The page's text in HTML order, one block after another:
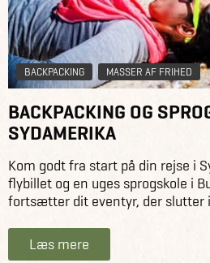
BACKPACKING MASSER AF FRIHED
BACKPACKING OG
SYDAMERIKA
Kom godt fra start på din rejse i
flybillet og en uges sprogskole i
fortsætter dit eventyr, der slutter
Læs mere